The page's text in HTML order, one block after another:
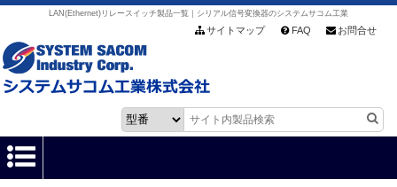
LAN(Ethernet)リレースイッチ製品一覧｜シリアル信号変換器のシステムサコム工業
サイトマップ FAQ お問合せ